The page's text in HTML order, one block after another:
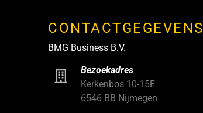
CONTACTGEGEVENS
BMG Business B.V.
Bezoekadres
Kerkenbos 10-15E
6546 BB Nijmegen